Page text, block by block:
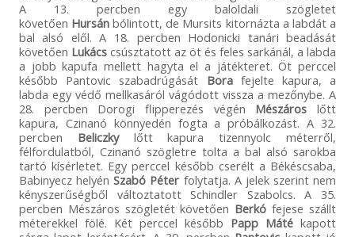
A 13. percben egy baloldali szögletet
követően Hursán bólintott, de Mursits kitornázta a labdát a
bal alsó elől. A 18. percben Hodonicki tanári beadását
követően Lukács csúsztatott az öt és feles sarkánál, a labda
a jobb kapufa mellett hagyta el a játékteret. Öt perccel
később Pantovic szabadrúgását Bora fejelte kapura, a
labda egy védő mellkasáról vágódott vissza a mezőnybe. A
28. percben Dorogi flipperezés végén Mészáros lőtt
kapura, Czinanó könnyedén fogta a próbálkozást. A 32.
percben Beliczky lőtt kapura tizennyolc méterről,
félfordulatból, Czinanó szögletre tolta a bal alsó sarokba
tartó kísérletet. Egy perccel később cserélt a Békéscsaba,
Babinyecz helyénSzabó Péter folytatja. A jelek szerint nem
kényszerűségből változtatott Schindler Szabolcs. A 35.
percben Mészáros szögletét követően Berkófejese szállt
méterekkel fölé. Két perccel később Papp Mátékapott